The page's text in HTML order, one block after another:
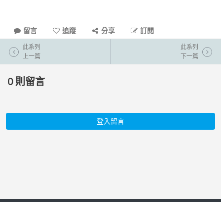
留言 追蹤 分享 訂閱
此系列
上一篇
此系列
下一篇
0 則留言
登入留言